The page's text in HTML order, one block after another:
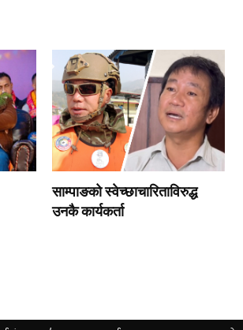
साम्पाङको स्वेच्छाचारिताविरुद्ध
उनकै कार्यकर्ता